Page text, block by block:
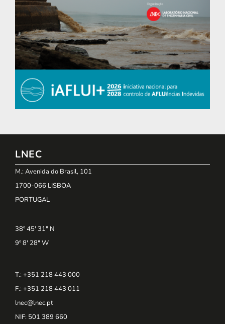
LNEC
M.: Avenida do Brasil, 101
1700-066 LISBOA
PORTUGAL
38º 45' 31" N
9º 8' 28" W
T.: +351 218 443 000
F.: +351 218 443 011
lnec@lnec.pt
NIF: 501 389 660